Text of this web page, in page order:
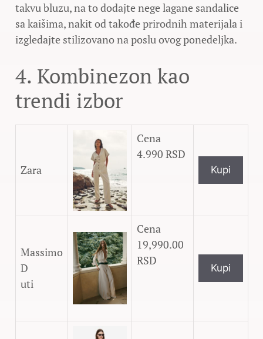
takvu bluzu, na to dodajte nege lagane sandalice
sa kaišima, nakit od takođe prirodnih materijala i
izgledajte stilizovano na poslu ovog ponedeljka.
4. Kombinezon kao
trendi izbor
Zara
4.990 RSD
Kupi
Massimo
D
uti
19,990.00
RSD
Kupi